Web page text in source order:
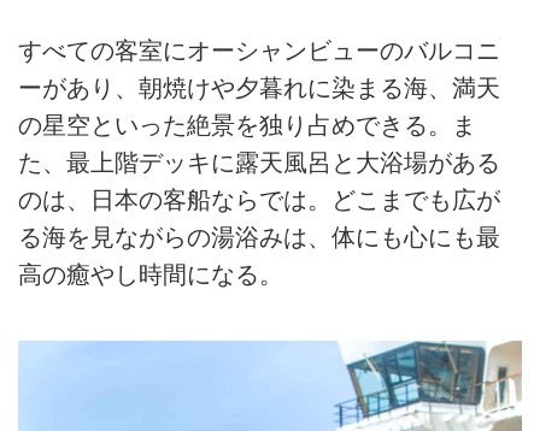
すべての客室にオーシャンビューのバルコニ
ーがあり、朝焼けや夕暮れに染まる海、満天
の星空といった絶景を独り占めできる。ま
た、最上階デッキに露天風呂と大浴場がある
のは、日本の客船ならでは。どこまでも広が
る海を見ながらの湯浴みは、体にも心にも最
高の癒やし時間になる。